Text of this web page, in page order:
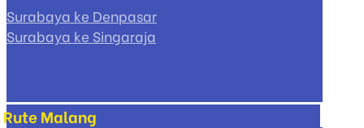
Surabaya ke Denpasar
Surabaya ke Singaraja
Rute Malang